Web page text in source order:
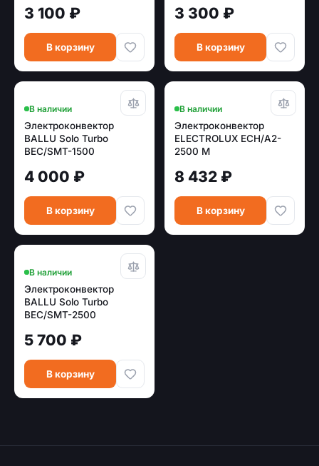
3 100 ₽
В корзину
3 300 ₽
В корзину
В наличии
Электроконвектор
BALLU Solo Turbo
BEC/SMT-1500
4 000 ₽
В корзину
В наличии
Электроконвектор
ELECTROLUX ECH/A2-
2500 M
8 432 ₽
В корзину
В наличии
Электроконвектор
BALLU Solo Turbo
BEC/SMT-2500
5 700 ₽
В корзину